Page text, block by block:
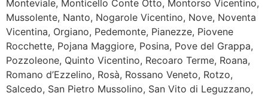
Monteviale, Monticello Conte Otto, Montorso Vicentino,
Mussolente, Nanto, Nogarole Vicentino, Nove, Noventa
Vicentina, Orgiano, Pedemonte, Pianezze, Piovene
Rocchette, Pojana Maggiore, Posina, Pove del Grappa,
Pozzoleone, Quinto Vicentino, Recoaro Terme, Roana,
Romano d’Ezzelino, Rosà, Rossano Veneto, Rotzo,
Salcedo, San Pietro Mussolino, San Vito di Leguzzano,